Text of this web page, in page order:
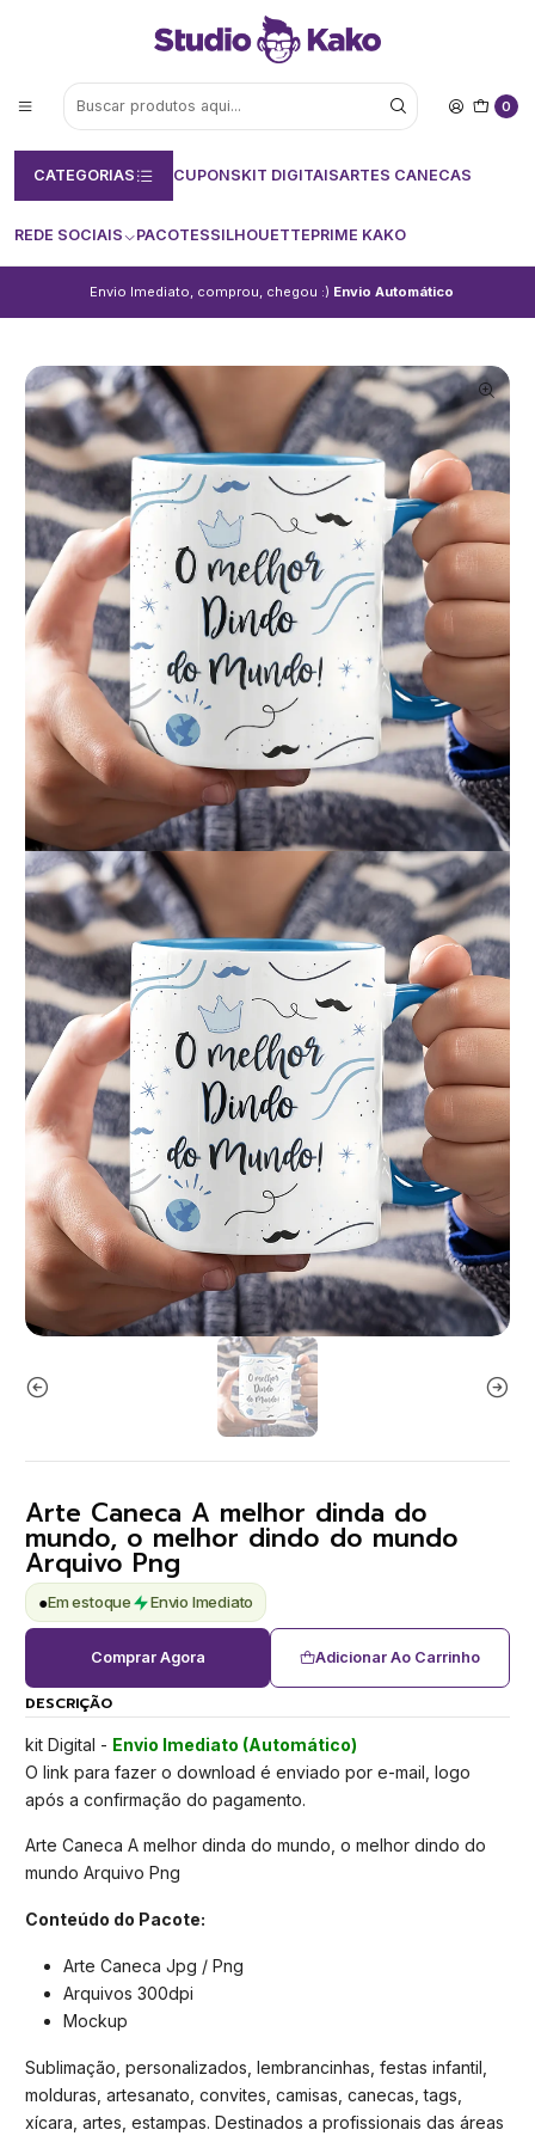
0
CATEGORIAS CUPONSKIT DIGITAISARTES CANECAS
REDE SOCIAIS PACOTESSILHOUETTEPRIME KAKO
Envio Imediato, comprou, chegou :) Envio Automático
Arte Caneca A melhor dinda do
mundo, o melhor dindo do mundo
Arquivo Png
●Em estoque Envio Imediato
Adicionar Ao Carrinho
Comprar Agora
DESCRIÇÃO
kit Digital - Envio Imediato (Automático)
O link para fazer o download é enviado por e-mail, logo
após a confirmação do pagamento.
Arte Caneca A melhor dinda do mundo, o melhor dindo do
mundo Arquivo Png
Conteúdo do Pacote:
Arte Caneca Jpg / Png
Arquivos 300dpi
Mockup
Sublimação, personalizados, lembrancinhas, festas infantil,
molduras, artesanato, convites, camisas, canecas, tags,
xícara, artes, estampas. Destinados a profissionais das áreas